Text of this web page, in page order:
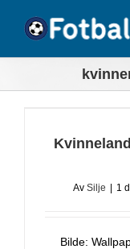
content
Av Silje 1
Bilde: